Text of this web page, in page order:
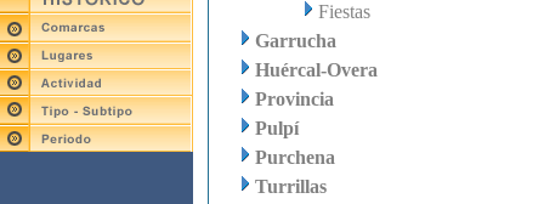
Fiestas
Garrucha
Huércal-Overa
Provincia
Pulpí
Purchena
Turrillas